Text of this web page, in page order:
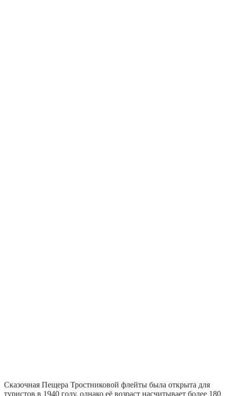
Сказочная Пещера Тростниковой флейты была открыта для
туристов в 1940 году, однако её возраст насчитывает более 180